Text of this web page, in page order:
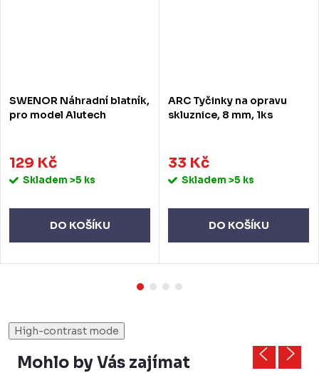
SWENOR Náhradní blatník,
pro model Alutech
129 Kč
Skladem >5 ks
DO KOŠÍKU
ARC Tyčinky na opravu
skluznice, 8 mm, 1ks
33 Kč
Skladem >5 ks
DO KOŠÍKU
High-contrast mode
Mohlo by Vás zajímat